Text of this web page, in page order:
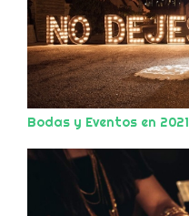
Bodas y Eventos en 2021